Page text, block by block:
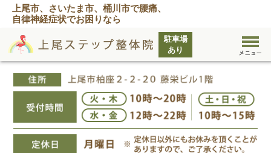
上尾市、さいたま市、桶川市で腰痛、
自律神経症状でお困りなら